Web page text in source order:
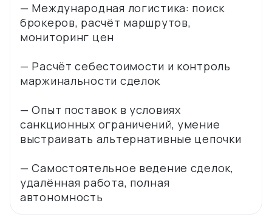
— Международная логистика: поиск
брокеров, расчёт маршрутов,
мониторинг цен
— Расчёт себестоимости и контроль
маржинальности сделок
— Опыт поставок в условиях
санкционных ограничений, умение
выстраивать альтернативные цепочки
— Самостоятельное ведение сделок,
удалённая работа, полная